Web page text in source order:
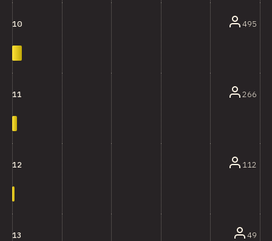
10 495
11 266
12 112
13 49